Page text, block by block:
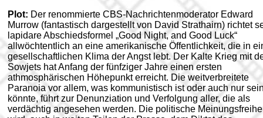
Plot: Der renommierte CBS-Nachrichtenmoderator Edward
Murrow (fantastisch dargestellt von David Strathairn) richtet
lapidare Abschiedsformel „Good Night, and Good Luck“
allwöchtentlich an eine amerikanische Öffentlichkeit, die in
gesellschaftlichen Klima der Angst lebt. Der Kalte Krieg mit
Sowjets hat Anfang der fünfziger Jahre einen ersten
athmosphärischen Höhepunkt erreicht. Die weitverbreitete
Paranoia vor allem, was kommunistisch ist oder auch nur
könnte, führt zur Denunziation und Verfolgung aller, die als
verdächtig angesehen werden. Die politische